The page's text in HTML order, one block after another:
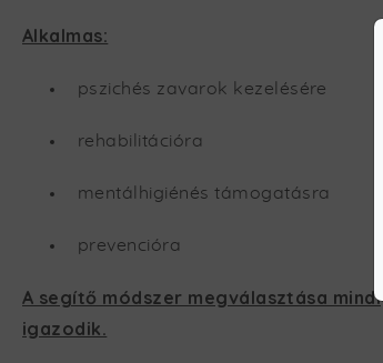
Alkalmas:
pszichés zavarok kezelésére
rehabilitációra
mentálhigiénés támogatásra
prevencióra
A segítő módszer megválasztása
igazodik.